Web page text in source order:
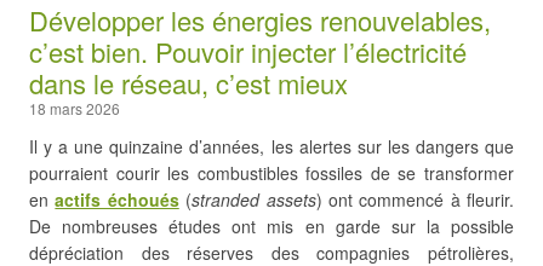
Développer les énergies renouvelables,
c’est bien. Pouvoir injecter l’électricité
dans le réseau, c’est mieux
18 mars 2026
Il y a une quinzaine d’années, les alertes sur les dangers que
pourraient courir les combustibles fossiles de se transformer
enactifs échoués(stranded assets) ont commencé à fleurir.
De nombreuses études ont mis en garde sur la possible
dépréciation des réserves des compagnies pétrolières,